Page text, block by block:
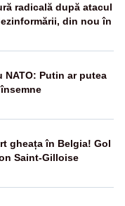
radicală după atacul
din nou în
NATO: Putin ar putea
gheața în Belgia! Gol
Saint-Gilloise